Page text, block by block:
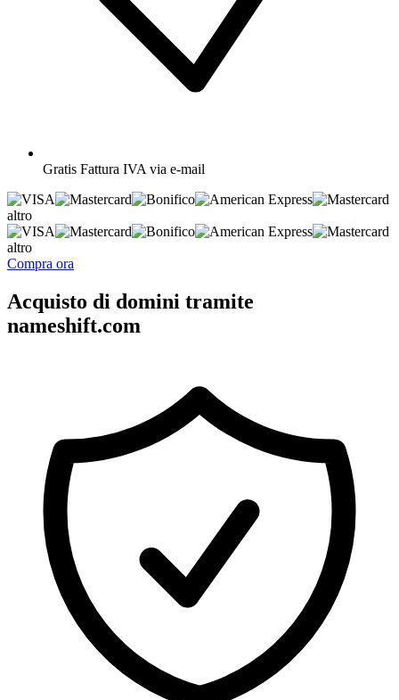
Gratis Fattura IVA via e-mail
altro
altro
Compra ora
Acquisto di domini tramite
nameshift.com